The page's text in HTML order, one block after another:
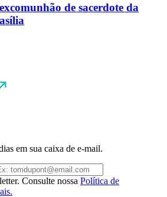
de sacerdote da
em sua caixa de e-mail.
Consulte nossa Política de